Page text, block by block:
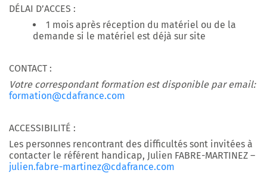
DÉLAI D’ACCES :
1 mois après réception du matériel ou de la
demande si le matériel est déjà sur site
CONTACT :
Votre correspondant formation est disponible par email:
formation@cdafrance.com
ACCESSIBILITÉ :
Les personnes rencontrant des difficultés sont invitées à
contacter le référent handicap, Julien FABRE-MARTINEZ –
julien.fabre-martinez@cdafrance.com